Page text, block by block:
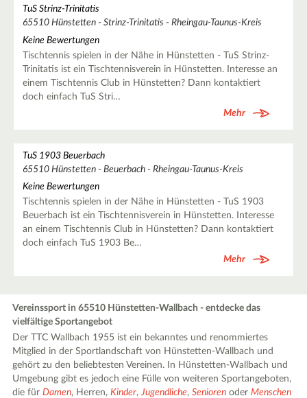
TuS Strinz-Trinitatis
65510 Hünstetten - Strinz-Trinitatis - Rheingau-Taunus-Kreis
Keine Bewertungen
Tischtennis spielen in der Nähe in Hünstetten - TuS Strinz-
Trinitatis ist ein Tischtennisverein in Hünstetten. Interesse an
einem Tischtennis Club in Hünstetten? Dann kontaktiert
doch einfach TuS Stri…
Mehr
TuS 1903 Beuerbach
65510 Hünstetten - Beuerbach - Rheingau-Taunus-Kreis
Keine Bewertungen
Tischtennis spielen in der Nähe in Hünstetten - TuS 1903
Beuerbach ist ein Tischtennisverein in Hünstetten. Interesse
an einem Tischtennis Club in Hünstetten? Dann kontaktiert
doch einfach TuS 1903 Be…
Mehr
Vereinssport in 65510 Hünstetten-Wallbach - entdecke das
vielfältige Sportangebot
Der TTC Wallbach 1955 ist ein bekanntes und renommiertes
Mitglied in der Sportlandschaft von Hünstetten-Wallbach und
gehört zu den beliebtesten Vereinen. In Hünstetten-Wallbach und
Umgebung gibt es jedoch eine Fülle von weiteren Sportangeboten,
die fürDamen, Herren,Kinder,Jugendliche,Senioren oderMenschen